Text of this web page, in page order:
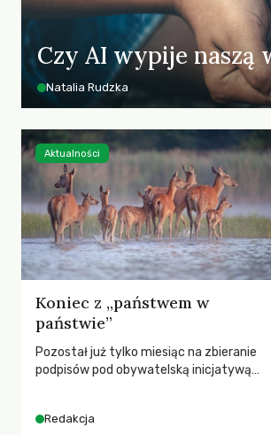
Czy AI wypije naszą
Natalia Rudzka
Koniec z „państwem w
państwie”
Pozostał już tylko miesiąc na zbieranie
podpisów pod obywatelską inicjatywą
pełną mobilizację, ponieważ projekt
Redakcja
Aktualności